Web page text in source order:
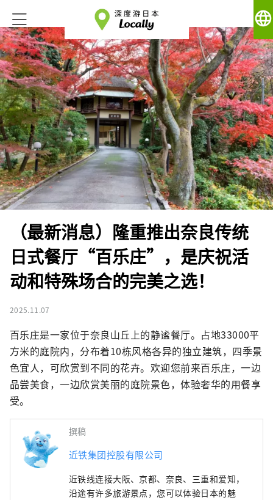
language
（最新消息）隆重推出奈良传统
日式餐厅“百乐庄”，是庆祝活
动和特殊场合的完美之选！
2025.11.07
百乐庄是一家位于奈良山丘上的静谧餐厅。占地33000平
方米的庭院内，分布着10栋风格各异的独立建筑，四季景
色宜人，可欣赏到不同的花卉。欢迎您前来百乐庄，一边
品尝美食，一边欣赏美丽的庭院景色，体验奢华的用餐享
受。
撰稿
近铁集团控股有限公司
近铁线连接大阪、京都、奈良、三重和爱知，
沿途有许多旅游景点，您可以体验日本的魅